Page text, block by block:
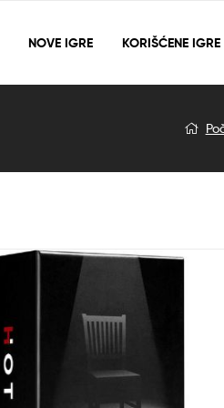
NOVE IGRE KORIŠĆENE IGRE